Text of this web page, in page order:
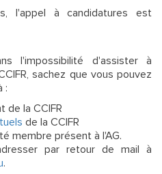
l'appel à candidatures est
l'impossibilité d'assister à
sachez que vous pouvez
:
de la CCIFR
de la CCIFR
membre présent à l'AG.
par retour de mail à
.